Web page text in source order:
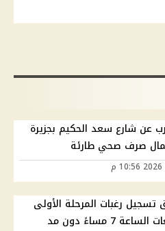
عن شارع سعد الحكيم بجزيرة
صرف صحي طارئة
تسجيل رغبات المرحلة الأولى
7 مساءً دون مد